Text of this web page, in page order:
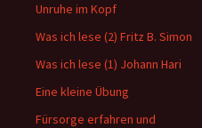
Unruhe im Kopf
Was ich lese (2) Fritz B. Simon
Was ich lese (1) Johann Hari
Eine kleine Übung
Fürsorge erfahren und